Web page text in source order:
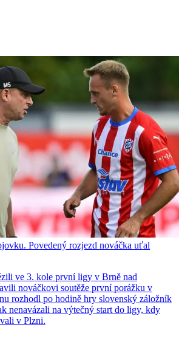
Povedený rozjezd nováčka uťal
ve 3. kole první ligy v Brně nad
nováčkovi soutěže první porážku v
rozhodl po hodině hry slovenský záložník
nenavázali na výtečný start do ligy, kdy
v Plzni.